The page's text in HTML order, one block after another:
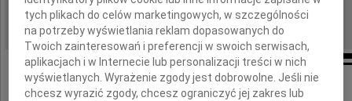
DATA EMISJI: 13.06.2009
Drogiemu Koledze
tych plikach do celów marketingowych, w szczególności
na potrzeby wyświetlania reklam dopasowanych do
Twoich zainteresowań i preferencji w swoich serwisach,
aplikacjach i w Internecie lub personalizacji treści w nich
wyświetlanych. Wyrażenie zgody jest dobrowolne. Jeśli nie
chcesz wyrazić zgody, chcesz ograniczyć jej zakres lub